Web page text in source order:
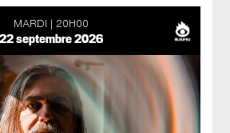
MARDI 20H00
22 septembre 2026